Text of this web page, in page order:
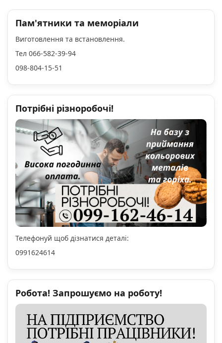
Пам'ятники та меморіали
Виготовлення та встановлення.
Тел 066-582-39-94
098-804-15-51
Потрібні різноробочі!
Телефонуй щоб дізнатися деталі:
0991624614
Робота! Запрошуємо на роботу!